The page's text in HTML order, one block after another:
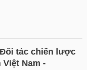
tác chiến lược
Việt Nam -